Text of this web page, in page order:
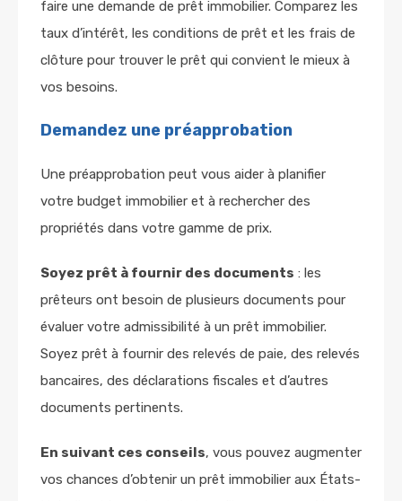
faire une demande de prêt immobilier. Comparez les
taux d’intérêt, les conditions de prêt et les frais de
clôture pour trouver le prêt qui convient le mieux à
vos besoins.
Demandez une préapprobation
Une préapprobation peut vous aider à planifier
votre budget immobilier et à rechercher des
propriétés dans votre gamme de prix.
Soyez prêt à fournir des documents : les
prêteurs ont besoin de plusieurs documents pour
évaluer votre admissibilité à un prêt immobilier.
Soyez prêt à fournir des relevés de paie, des relevés
bancaires, des déclarations fiscales et d’autres
documents pertinents.
En suivant ces conseils, vous pouvez augmenter
vos chances d’obtenir un prêt immobilier aux États-